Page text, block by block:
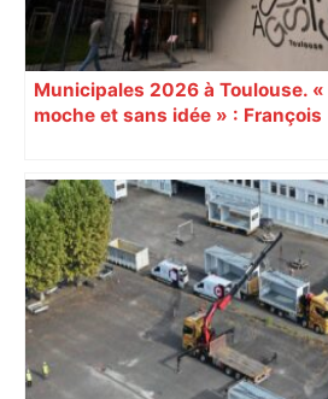
Municipales 2026 à Toulouse.
moche et sans idée » : François
Augustins